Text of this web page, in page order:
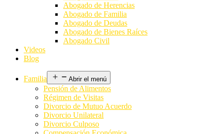
Abogado de Herencias
Abogado de Familia
Abogado de Deudas
Abogado de Bienes Raíces
Abogado Civil
Videos
Blog
Familia Abrir el menú
Pensión de Alimentos
Régimen de Visitas
Divorcio de Mutuo Acuerdo
Divorcio Unilateral
Divorcio Culposo